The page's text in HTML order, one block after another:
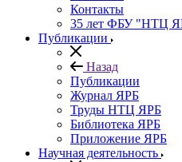
Контакты
35 лет ФБУ "НТЦ
Публикации
Назад
Публикации
Журнал ЯРБ
Труды НТЦ ЯРБ
Библиотека ЯРБ
Приложение ЯРБ
Научная деятельность